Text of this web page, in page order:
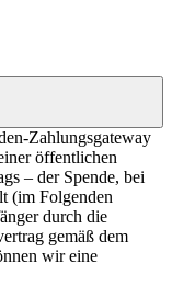
Zahlungsgateway
öffentlichen
– der Spende, bei
(im Folgenden
durch die
gemäß dem
wir eine